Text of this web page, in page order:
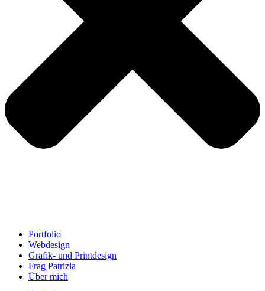
Portfolio
Webdesign
Grafik- und Printdesign
Frag Patrizia
Über mich